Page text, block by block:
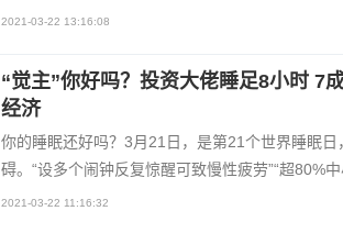
2021-03-22 13:16:08
“觉主”你好吗？投资大佬睡足8小时 7
经济
你的睡眠还好吗？3月21日，是第21个世界睡眠
碍。“设多个闹钟反复惊醒可致慢性疲劳”“超80%
2021-03-22 11:16:32